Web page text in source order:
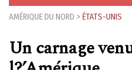
AMÉRIQUE DU NORD > ÉTATS-UNIS
Un carnage